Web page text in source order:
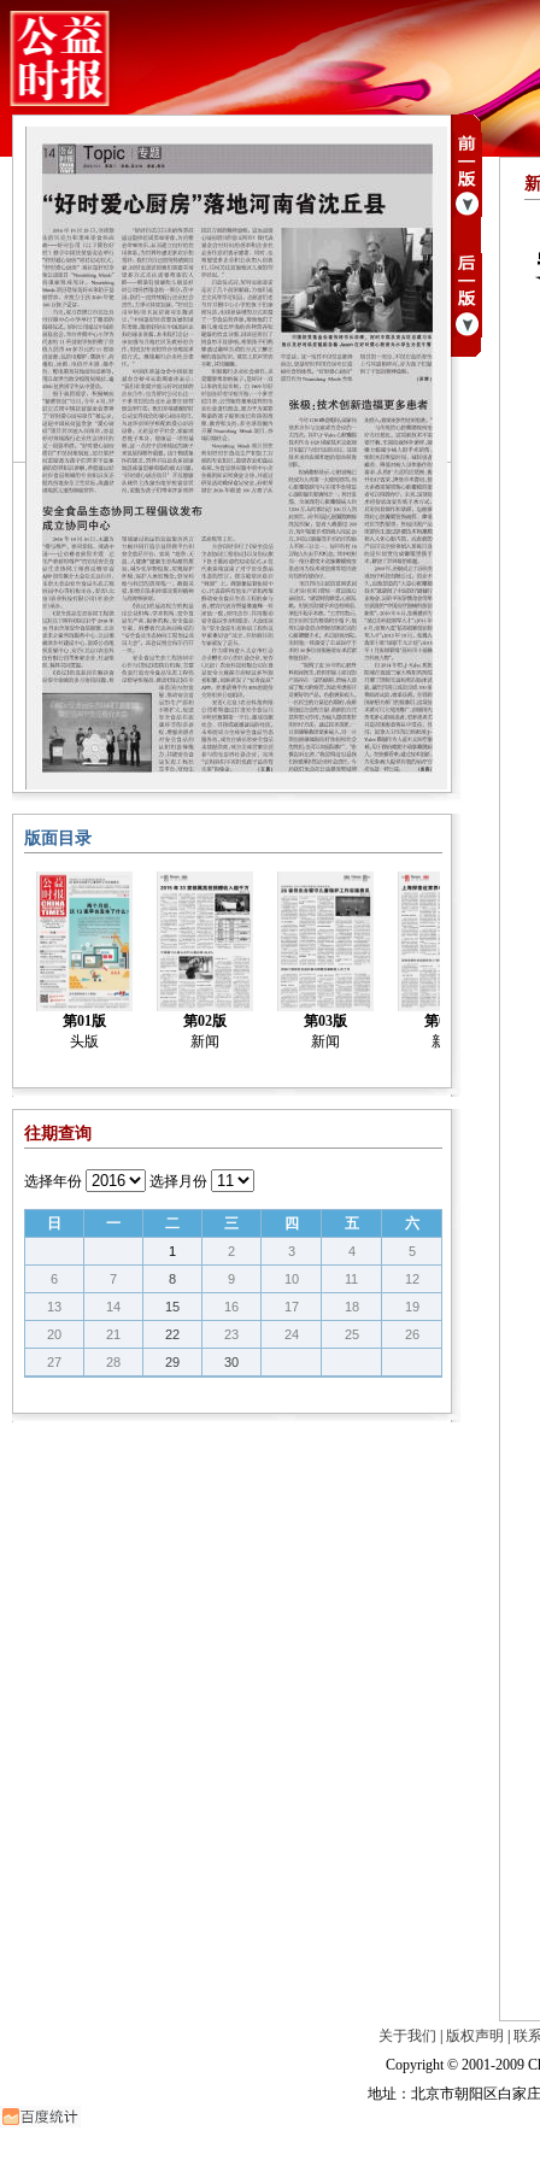
版面目录
第01版
头版
第02版
新闻
第03版
新闻
第04版
新闻
往期查询
选择年份 选择月份
日 一 二 三 四 五 六
1 2 3 4
5
6
7 8 9 10 11
12
13
14 15 16 17 18
19
20
21 22 23 24 25
26
27
28 29 30
关于我们 版权声明
联
Copyright © 2001-2009
地址：北京市朝阳区白家